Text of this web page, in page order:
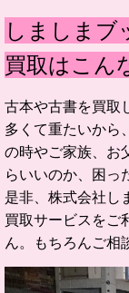
しましまブ
買取はこん
古本や古書を買
多くて重たいから
の時やご家族、お
らいいのか、困っ
是非、株式会社し
買取サービスをご
ん。もちろんご相